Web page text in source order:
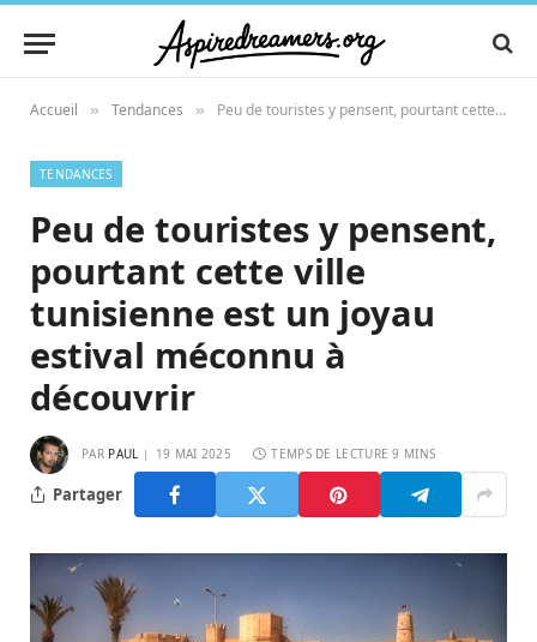
Accueil » Tendances » Peu de touristes y pensent, pourtant cette ville tunisienne est un joyau estival méconnu à découvrir
TENDANCES
Peu de touristes y pensent,
pourtant cette ville
tunisienne est un joyau
estival méconnu à
découvrir
PAR PAUL 19 MAI 2025 TEMPS DE LECTURE 9 MINS
Partager